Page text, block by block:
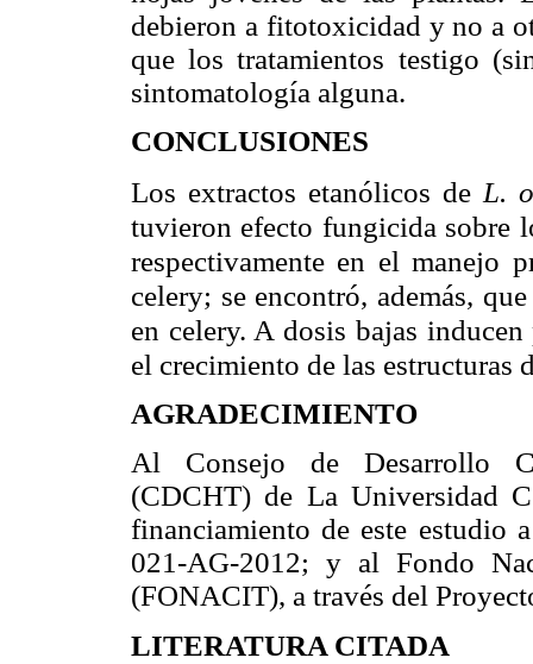
debieron a fitotoxicidad y no a
que los tratamientos testigo
sintomatología alguna.
CONCLUSIONES
Los extractos etanólicos de L.
tuvieron efecto fungicida sobre
respectivamente en el manejo
celery; se encontró, además,
en celery. A dosis bajas
el crecimiento de las estructuras
AGRADECIMIENTO
Al Consejo de Desarrollo
(CDCHT) de La Universidad
financiamiento de este estudio
021-AG-2012; y al Fondo
(FONACIT), a través del
LITERATURA CITADA